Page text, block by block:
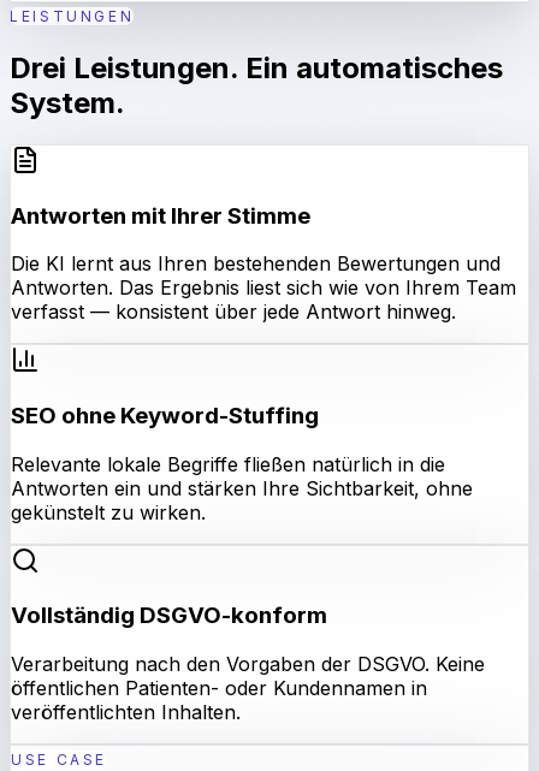
LEISTUNGEN
Drei Leistungen. Ein automatisches
System.
Antworten mit Ihrer Stimme
Die KI lernt aus Ihren bestehenden Bewertungen und
Antworten. Das Ergebnis liest sich wie von Ihrem Team
verfasst — konsistent über jede Antwort hinweg.
SEO ohne Keyword-Stuffing
Relevante lokale Begriffe fließen natürlich in die
Antworten ein und stärken Ihre Sichtbarkeit, ohne
gekünstelt zu wirken.
Vollständig DSGVO-konform
Verarbeitung nach den Vorgaben der DSGVO. Keine
öffentlichen Patienten- oder Kundennamen in
veröffentlichten Inhalten.
USE CASE